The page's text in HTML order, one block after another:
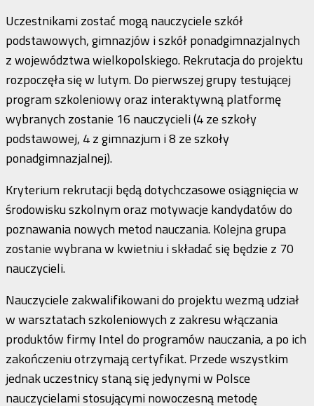
Uczestnikami zostać mogą nauczyciele szkół
podstawowych, gimnazjów i szkół ponadgimnazjalnych
z województwa wielkopolskiego. Rekrutacja do projektu
rozpoczęła się w lutym. Do pierwszej grupy testującej
program szkoleniowy oraz interaktywną platformę
wybranych zostanie 16 nauczycieli (4 ze szkoły
podstawowej, 4 z gimnazjum i 8 ze szkoły
ponadgimnazjalnej).
Kryterium rekrutacji będą dotychczasowe osiągnięcia w
środowisku szkolnym oraz motywacje kandydatów do
poznawania nowych metod nauczania. Kolejna grupa
zostanie wybrana w kwietniu i składać się będzie z 70
nauczycieli.
Nauczyciele zakwalifikowani do projektu wezmą udział
w warsztatach szkoleniowych z zakresu włączania
produktów firmy Intel do programów nauczania, a po ich
zakończeniu otrzymają certyfikat. Przede wszystkim
jednak uczestnicy staną się jedynymi w Polsce
nauczycielami stosującymi nowoczesną metodę